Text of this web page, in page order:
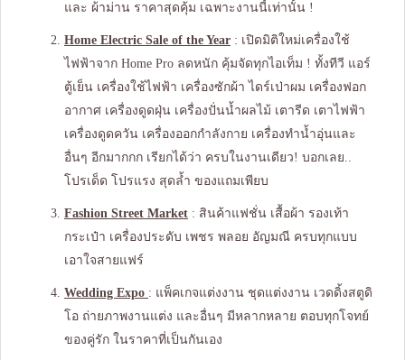
และ ผ้าม่าน ราคาสุดคุ้ม เฉพาะงานนี้เท่านั้น !
Home Electric Sale of the Year : เปิดมิติใหม่เครื่องใช้
ไฟฟ้าจาก Home Pro ลดหนัก คุ้มจัดทุกไอเท็ม ! ทั้งทีวี แอร์
ตู้เย็น เครื่องใช้ไฟฟ้า เครื่องซักผ้า ไดร์เป่าผม เครื่องฟอก
อากาศ เครื่องดูดฝุ่น เครื่องปั่นน้ำผลไม้ เตารีด เตาไฟฟ้า
เครื่องดูดควัน เครื่องออกกำลังกาย เครื่องทำน้ำอุ่นและ
อื่นๆ อีกมากกก เรียกได้ว่า ครบในงานเดียว! บอกเลย..
โปรเด็ด โปรแรง สุดล้ำ ของแถมเพียบ
Fashion Street Market : สินค้าแฟชั่น เสื้อผ้า รองเท้า
กระเป๋า เครื่องประดับ เพชร พลอย อัญมณี ครบทุกแบบ
เอาใจสายแฟร์
Wedding Expo : แพ็คเกจแต่งงาน ชุดแต่งงาน เวดดิ้งสตูดิ
โอ ถ่ายภาพงานแต่ง และอื่นๆ มีหลากหลาย ตอบทุกโจทย์
ของคู่รัก ในราคาที่เป็นกันเอง